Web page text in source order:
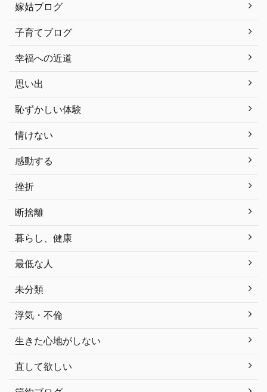
嫁姑ブログ
子育てブログ
幸福への近道
思い出
恥ずかしい体験
情けない
感動する
挫折
断捨離
暮らし、健康
最低な人
未分類
浮気・不倫
生きた心地がしない
直して欲しい